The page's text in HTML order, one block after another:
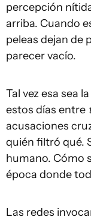
percepción
arriba. Cuando
peleas dejan de
parecer vacío.
Tal vez esa sea
estos días entre
acusaciones
quién filtró qué.
humano. Cómo
época donde
Las redes